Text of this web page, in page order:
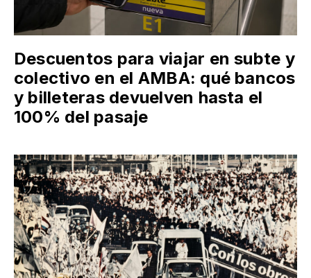
Descuentos para viajar en subte y
colectivo en el AMBA: qué bancos
y billeteras devuelven hasta el
100% del pasaje